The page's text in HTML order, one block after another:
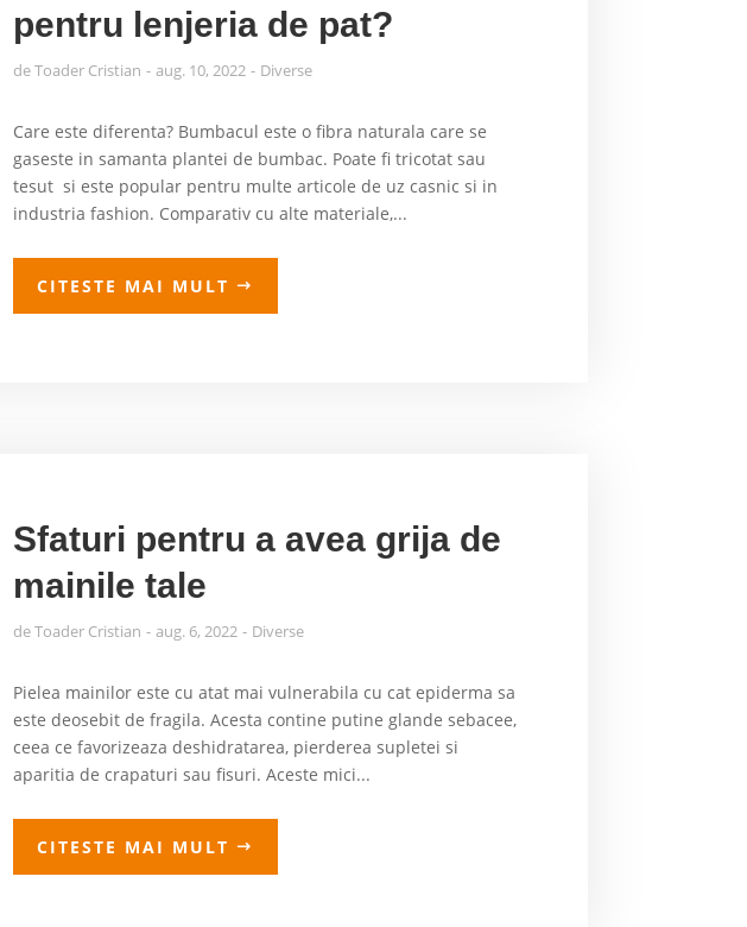
pentru lenjeria de pat?
deToader Cristian aug. 10, 2022 Diverse
Care este diferenta? Bumbacul este o fibra naturala care se
gaseste in samanta plantei de bumbac. Poate fi tricotat sau
tesut si este popular pentru multe articole de uz casnic si in
industria fashion. Comparativ cu alte materiale,...
CITESTE MAI MULT
Sfaturi pentru a avea grija de
mainile tale
deToader Cristian aug. 6, 2022 Diverse
Pielea mainilor este cu atat mai vulnerabila cu cat epiderma sa
este deosebit de fragila. Acesta contine putine glande sebacee,
ceea ce favorizeaza deshidratarea, pierderea supletei si
aparitia de crapaturi sau fisuri. Aceste mici...
CITESTE MAI MULT